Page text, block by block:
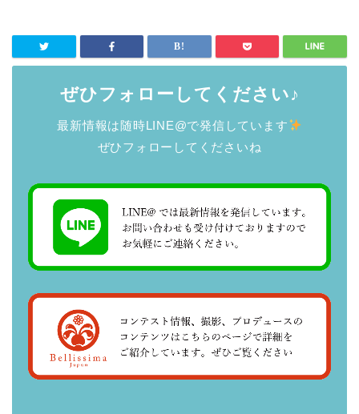
ぜひフォローしてください♪
最新情報は随時LINE@で発信しています
ぜひフォローしてくださいね